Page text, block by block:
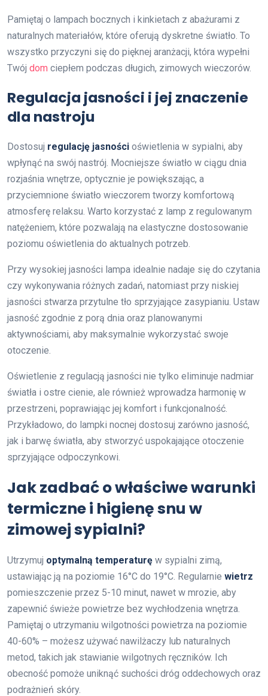
Pamiętaj o lampach bocznych i kinkietach z abażurami z
naturalnych materiałów, które oferują dyskretne światło. To
wszystko przyczyni się do pięknej aranżacji, która wypełni
Twój dom ciepłem podczas długich, zimowych wieczorów.
Regulacja jasności i jej znaczenie
dla nastroju
Dostosuj regulację jasności oświetlenia w sypialni, aby
wpłynąć na swój nastrój. Mocniejsze światło w ciągu dnia
rozjaśnia wnętrze, optycznie je powiększając, a
przyciemnione światło wieczorem tworzy komfortową
atmosferę relaksu. Warto korzystać z lamp z regulowanym
natężeniem, które pozwalają na elastyczne dostosowanie
poziomu oświetlenia do aktualnych potrzeb.
Przy wysokiej jasności lampa idealnie nadaje się do czytania
czy wykonywania różnych zadań, natomiast przy niskiej
jasności stwarza przytulne tło sprzyjające zasypianiu. Ustaw
jasność zgodnie z porą dnia oraz planowanymi
aktywnościami, aby maksymalnie wykorzystać swoje
otoczenie.
Oświetlenie z regulacją jasności nie tylko eliminuje nadmiar
światła i ostre cienie, ale również wprowadza harmonię w
przestrzeni, poprawiając jej komfort i funkcjonalność.
Przykładowo, do lampki nocnej dostosuj zarówno jasność,
jak i barwę światła, aby stworzyć uspokajające otoczenie
sprzyjające odpoczynkowi.
Jak zadbać o właściwe warunki
termiczne i higienę snu w
zimowej sypialni?
Utrzymuj optymalną temperaturę w sypialni zimą,
ustawiając ją na poziomie 16°C do 19°C. Regularnie wietrz
pomieszczenie przez 5-10 minut, nawet w mrozie, aby
zapewnić świeże powietrze bez wychłodzenia wnętrza.
Pamiętaj o utrzymaniu wilgotności powietrza na poziomie
40-60% – możesz używać nawilżaczy lub naturalnych
metod, takich jak stawianie wilgotnych ręczników. Ich
obecność pomoże uniknąć suchości dróg oddechowych oraz
podrażnień skóry.